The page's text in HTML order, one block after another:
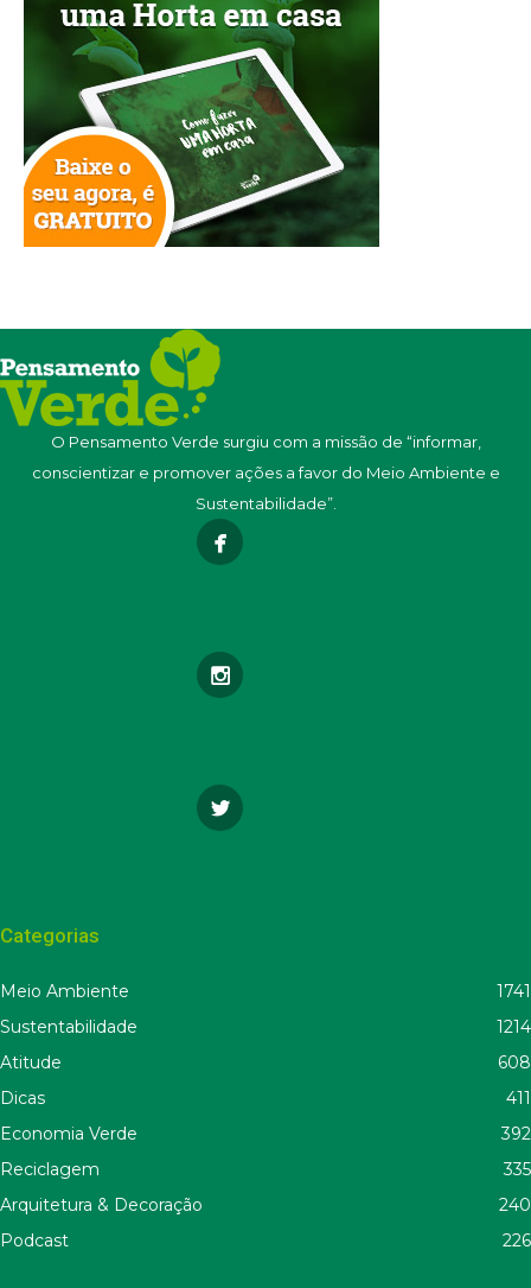
O Pensamento Verde surgiu com a missão de “informar,
conscientizar e promover ações a favor do Meio Ambiente e
Sustentabilidade”.
Categorias
Meio Ambiente
1741
Sustentabilidade
1214
Atitude
608
Dicas
411
Economia Verde
392
Reciclagem
335
Arquitetura & Decoração
240
Podcast
226